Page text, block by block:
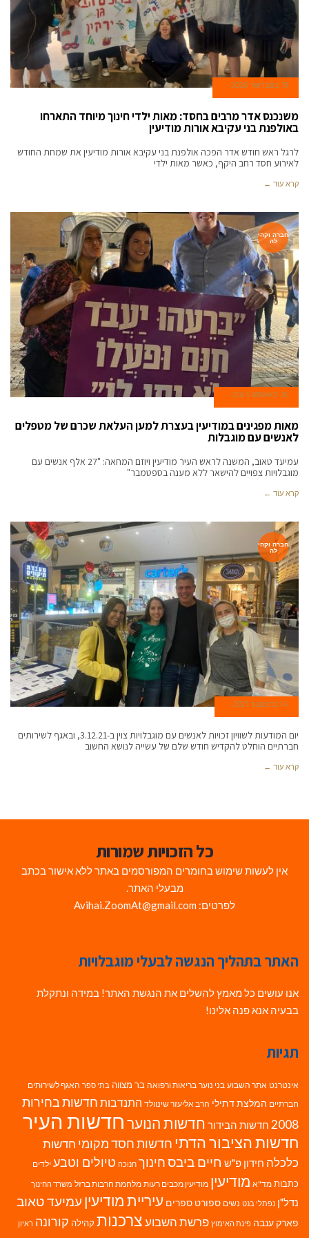
19 בפברואר 2026
משנכנס אדר מרבים בחסד: מאות ילדי חינוך מיוחד התארחו
באולפנת בני עקיבא אורות מודיעין
לרגל ראש חודש אדר הפכה אולפנת בני עקיבא אורות מודיעין את שמחת החודש
לאירוע חסד רחב היקף, כאשר מאות ילדי
קרא עוד ←
חברה וקהי
לה
30 באוגוסט 2023
מאות מפגינים במודיעין בעצרת למען העלאת שכרם של מטפלים
לאנשים עם מוגבלות
עמיעד טאוב, המשנה לראש העיר מודיעין ויוזם המחאה: "27 אלף אנשים עם
מוגבלויות צפויים להישאר ללא מענה בספטמבר"
קרא עוד ←
חברה וקהי
לה
14 בדצמבר 2021
יום המודעות לשוויון זכויות לאנשים עם מוגבלויות צוין ב-3.12.21, ובאגף לשירותים
חברתיים הוחלט להקדיש חודש שלם של עשייה לנושא החשוב
קרא עוד ←
כל הזכויות שמורות
אין לעשות שימוש בחומרים המפורסמים באתר ללא אישור בכתב
מבעלי האתר.
לפרטים: Avihai.ZoomAt@gmail.com
האתר בתהליך הנגשה לבעלי מוגבלויות
אנו עושים כל מאמץ להשלים את הנגשת האתר! במידה ונתקלת
בבעיה אנא פנה אלינו!
תגיות
אינטרנט אתר השבוע בני נוער בריאות ורפואה בר מצווה בתי ספר האגף לשירותים
חברתיים המלצת דתילי הרב אליעזר שינוולד התנדבות חדשות בחירות
2008 חדשות הבידור חדשות הנוערחדשות העיר
חדשות הציבור הדתי חדשות חסד מקומי חדשות
כלכלה חידון פ"ש חיים ביבסחינוך חנוכה טיולים וטבע ילדים
כתבות מד"א מודיעין מודיעין מכבים רעות מלחמת חרבות ברזל משרד החינוך
נדל"ן נפתלי בנט נשים ספורט ספרים עיריית מודיעין עמיעד טאוב
פארק ענבה פינת האימוץ פרשת השבועצרכנות קהילה קורונה ראיון